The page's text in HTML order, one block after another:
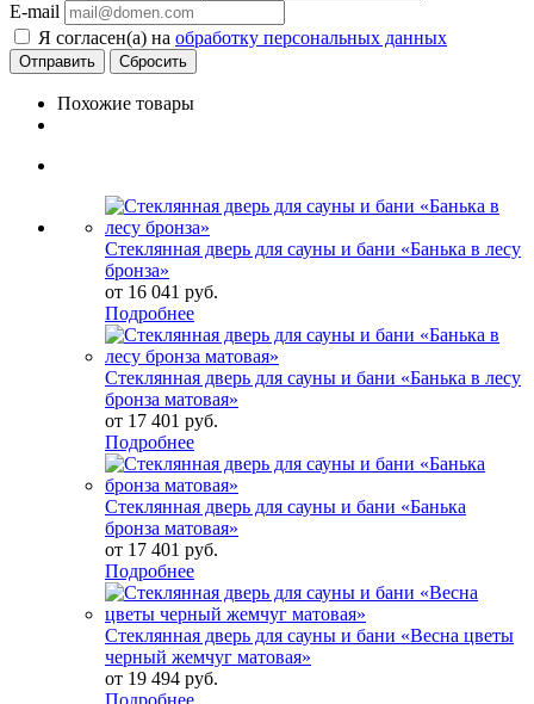
E-mail
Я согласен(а) на обработку персональных данных
Сбросить
Похожие товары
Стеклянная дверь для сауны и бани «Банька в лесу
бронза»
от 16 041 руб.
Подробнее
Стеклянная дверь для сауны и бани «Банька в лесу
бронза матовая»
от 17 401 руб.
Подробнее
Стеклянная дверь для сауны и бани «Банька
бронза матовая»
от 17 401 руб.
Подробнее
Стеклянная дверь для сауны и бани «Весна цветы
черный жемчуг матовая»
от 19 494 руб.
Подробнее